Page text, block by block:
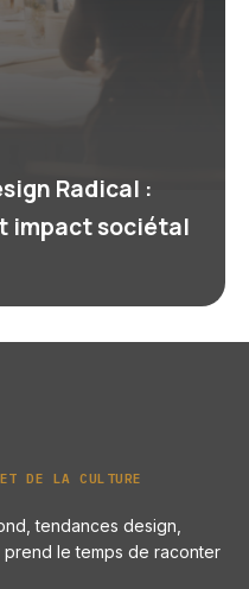
Radical :
impact sociétal
DE LA CULTURE
tendances design,
le temps de raconter